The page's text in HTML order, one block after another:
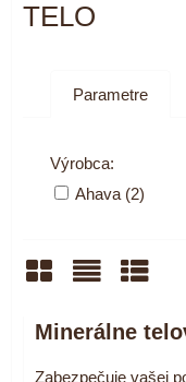
TELO
Parametre
Výrobca:
Ahava (2)
Minerálne
Zabezpečuje vašej